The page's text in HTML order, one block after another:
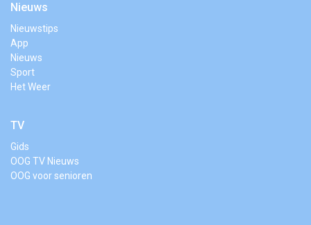
Nieuws
Nieuwstips
App
Nieuws
Sport
Het Weer
TV
Gids
OOG TV Nieuws
OOG voor senioren